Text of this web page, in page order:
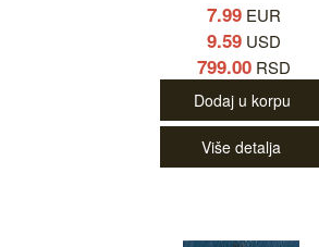
7.99 EUR
9.59 USD
799.00 RSD
Dodaj u korpu
Više detalja